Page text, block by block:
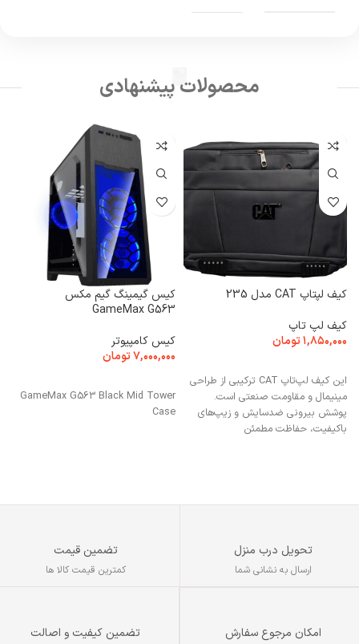
محصولات پیشنهادی
کیف لپتاپ CAT مدل 235
کیف لپ تاپ
۱,۸۵۰,۰۰۰تومان
این کیف لپ‌تاپ CAT ترکیبی از طراحی
مینیمال و مقاومت صنعتی است.
پوشش بیرونی ضدسایش و زیپ‌های
باکیفیت، حفاظت مطمئن
کیس گیمینگ گیم‌ مکس
GameMax G563
کیس کامپیوتر
۷,۰۰۰,۰۰۰تومان
GameMax G563 Black Mid Tower
Case
تحویل درب منزل
ارسال به نشانی شما
تضمین قیمت
کمترین قیمت کالا ها
امکان مرجوع سفارش تضمین کیفیت و اصالت